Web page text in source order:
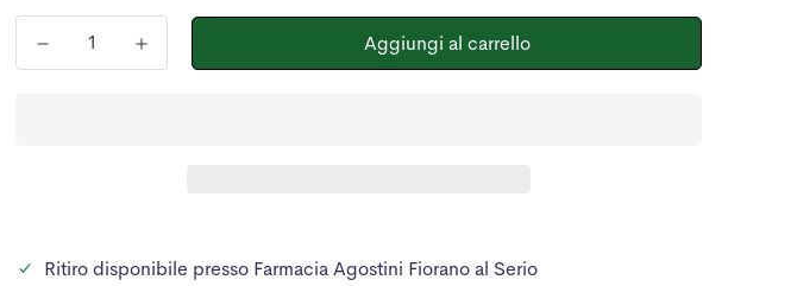
Aggiungi al carrello
Ritiro disponibile presso Farmacia Agostini Fiorano al Serio